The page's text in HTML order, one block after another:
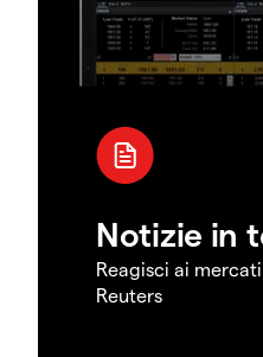
Notizie in
Reagisci ai
Reuters